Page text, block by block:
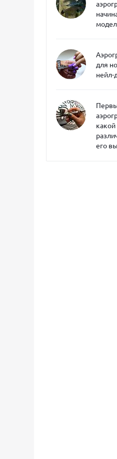
для
нейл-
его